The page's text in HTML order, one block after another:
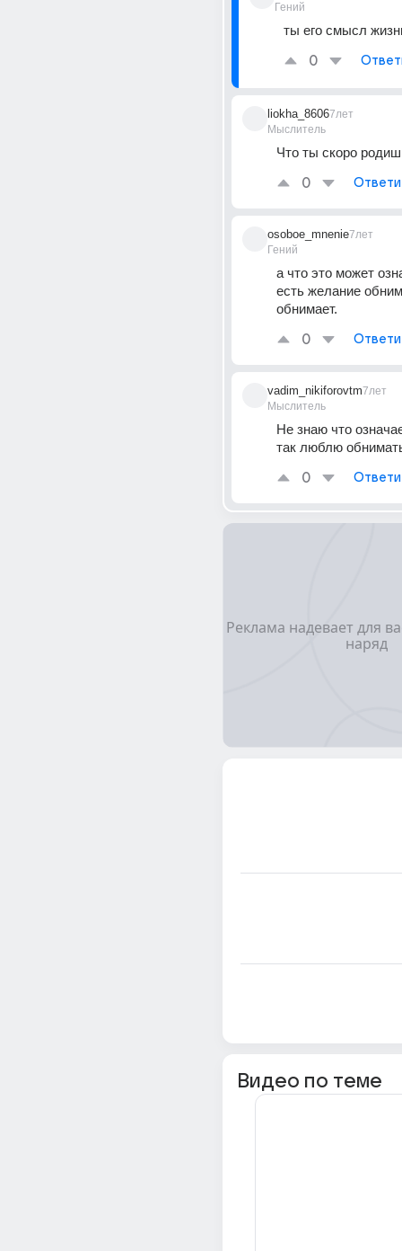
Гений
ты его смысл
0
liokha_8606
Мыслитель
7лет
Что ты скоро
0
osoboe_mnenie
Гений
7лет
а что это может
есть желание
обнимает.
0
vadim_nikiforovtm
Мыслитель
7лет
Не знаю что
так люблю
0
Видео по теме